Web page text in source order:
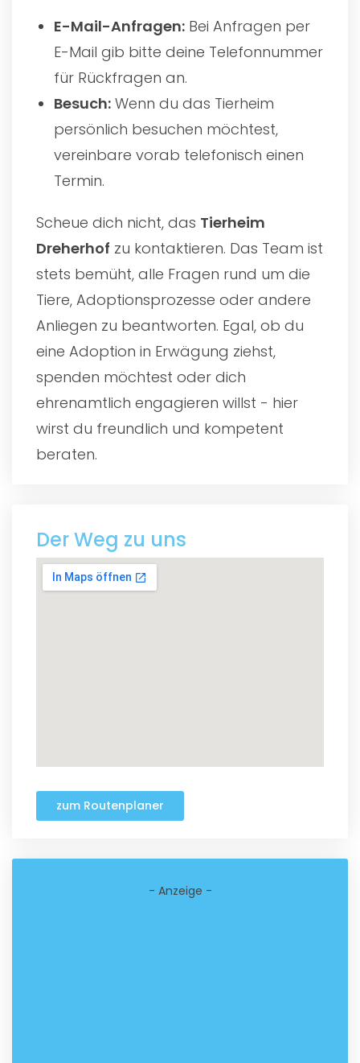
E-Mail-Anfragen: Bei Anfragen per
E-Mail gib bitte deine Telefonnummer
für Rückfragen an.
Besuch: Wenn du das Tierheim
persönlich besuchen möchtest,
vereinbare vorab telefonisch einen
Termin.
Scheue dich nicht, das Tierheim
Dreherhof zu kontaktieren. Das Team ist
stets bemüht, alle Fragen rund um die
Tiere, Adoptionsprozesse oder andere
Anliegen zu beantworten. Egal, ob du
eine Adoption in Erwägung ziehst,
spenden möchtest oder dich
ehrenamtlich engagieren willst - hier
wirst du freundlich und kompetent
beraten.
Der Weg zu uns
zum Routenplaner
- Anzeige -